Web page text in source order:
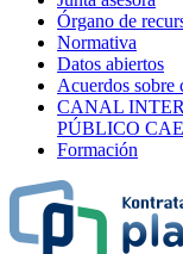
Órgano de
Normativa
Datos abiertos
Acuerdos sobre
CANAL
PÚBLICO CAE
Formación